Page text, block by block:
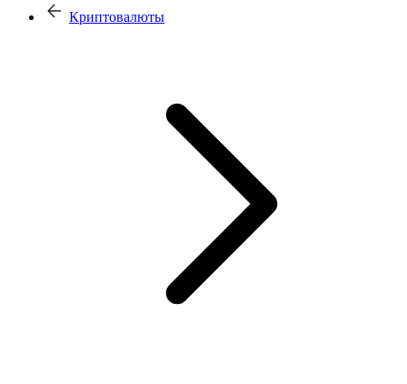
Криптовалюты